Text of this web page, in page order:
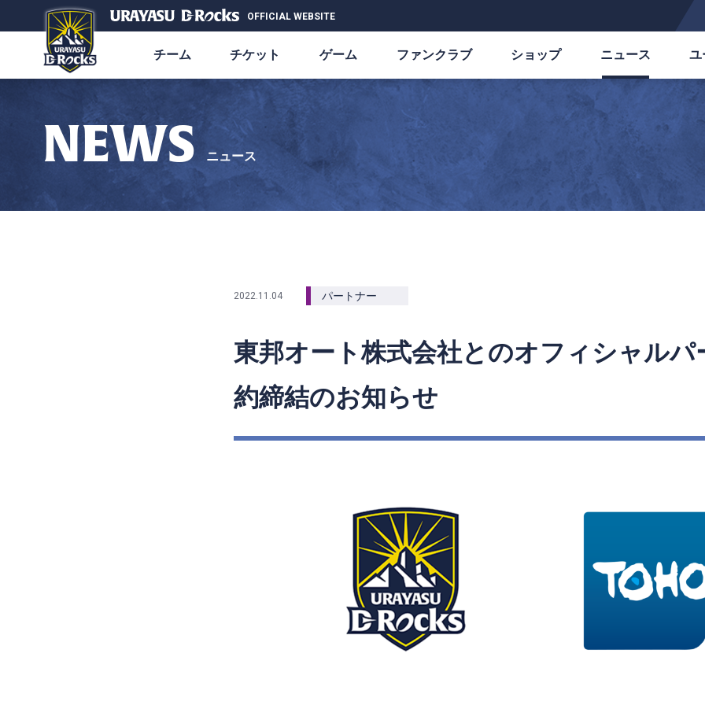
OFFICIAL WEBSITE
チーム チケット ゲーム ファンクラブ ショップ ニュース ユ
NEWS ニュース
2022.11.04 パートナー
東邦オート株式会社とのオフィシャルパ
約締結のお知らせ